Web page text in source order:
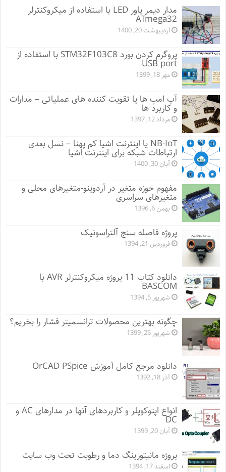
مدار دیمر پاور LED با استفاده از میکروکنترلر
ATmega32
اردیبهشت 20, 1400
پروگرم کردن بورد STM32F103C8 با استفاده از
USB port
مهر 18, 1399
آپ امپ ها یا تقویت کننده های عملیاتی – مدارات
و کاربرد ها
مرداد 12, 1397
NB-IoT یا اینترنت اشیا کم پهنا – نسل بعدی
ارتباطات شبکه برای اینترنت اشیا
آبان 30, 1400
مفهوم حوزه متغیر در آردوینو-متغیرهای محلی و
متغیرهای سراسری
بهمن 6, 1396
پروژه فاصله سنج آلتراسونیک
فروردین 21, 1394
دانلود کتاب 11 پروژه میکروکنترلر AVR با
BASCOM
شهریور 5, 1394
چگونه بهترین محصولات ترانسمیتر فشار را بخریم؟
شهریور 25, 1399
دانلود مرجع کامل آموزش OrCAD PSpice
آذر 18, 1392
انواع اپتوکوپلر و کاربردهای آنها در مدارهای AC و
DC
آبان 20, 1399
پروژه مانيتورينگ دما و رطوبت تحت وب سایت
اسفند 17, 1394